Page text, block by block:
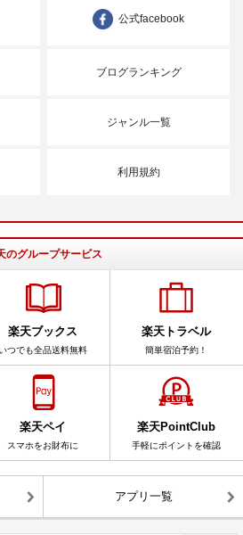
公式facebook
ブログランキング
ジャンル一覧
利用規約
のグループサービス
楽天ブックス
つでも全品送料無料
楽天トラベル
簡単宿泊予約！
楽天ペイ
スマホをお財布に
楽天PointClub
手軽にポイントを確認
アプリ一覧